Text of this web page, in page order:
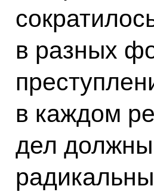
в разных
в каждом
дел должны